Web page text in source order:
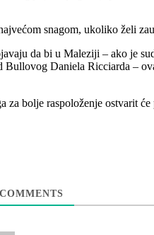
snagom, ukoliko želi
da bi u Maleziji – ako je
Daniela Ricciarda –
za bolje raspoloženje ostvarit
COMMENTS